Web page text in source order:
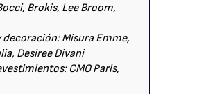
Brokis, Lee Broom,
Misura Emme,
Desiree Divani
CMO Paris,